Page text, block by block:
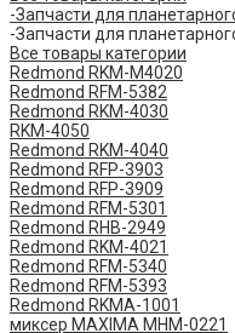
-Запчасти для
-Запчасти для
Все товары категории
Redmond RKM-M4020
Redmond RFM-5382
Redmond RKM-4030
RKM-4050
Redmond RKM-4040
Redmond RFP-3903
Redmond RFP-3909
Redmond RFM-5301
Redmond RHB-2949
Redmond RKM-4021
Redmond RFM-5340
Redmond RFM-5393
Redmond RKMA-1001
миксер MAXIMA MHM-0221